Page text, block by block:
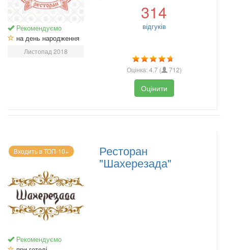
Рекомендуємо
на день народження
Листопад 2018
314
відгуків
Оцінка:4.7 ( 712)
Оцінити
Входить в ТОП-10+
Рекомендуємо
Ресторан
"Шахерезада"